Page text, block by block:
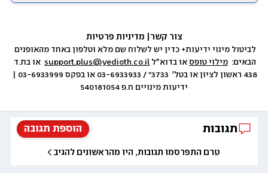
צור קשר
הבאים: מילוי טופס או בדוא״ל support.plus@yedioth.co.il
ידיעות מינויים ח.פ 540181054
הוספת תגובה תגובות
טרם התפרסמו תגובות, היו מהראשונים להגיב